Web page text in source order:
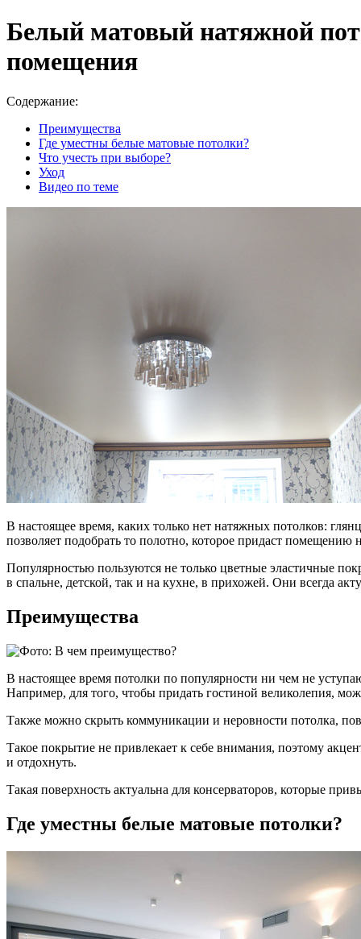
Белый матовый натяжной
помещения
Содержание:
Преимущества
Где уместны белые матовые потолки?
Что учесть при выборе?
Уход
Видео по теме
В настоящее время, каких только нет натяжных потолков:
позволяет подобрать то полотно, которое придаст
Популярностью пользуются не только цветные эластичные
в спальне, детской, так и на кухне, в прихожей. Они всегда
Преимущества
В настоящее время потолки по популярности ни чем не
Например, для того, чтобы придать гостиной великолепия,
Также можно скрыть коммуникации и неровности потолка,
Такое покрытие не привлекает к себе внимания, поэтому
и отдохнуть.
Такая поверхность актуальна для консерваторов, которые
Где уместны белые матовые потолки?